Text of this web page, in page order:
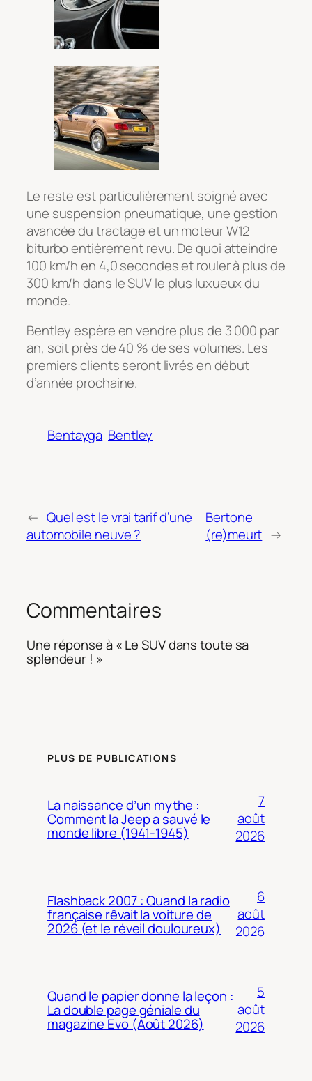
Le reste est particulièrement soigné avec
une suspension pneumatique, une gestion
avancée du tractage et un moteur W12
biturbo entièrement revu. De quoi atteindre
100 km/h en 4,0 secondes et rouler à plus de
300 km/h dans le SUV le plus luxueux du
monde.
Bentley espère en vendre plus de 3 000 par
an, soit près de 40 % de ses volumes. Les
premiers clients seront livrés en début
d’année prochaine.
Bentayga Bentley
← Quel est le vrai tarif d’une
automobile neuve ?
Bertone
(re)meurt →
Commentaires
Une réponse à « Le SUV dans toute sa
splendeur ! »
PLUS DE PUBLICATIONS
La naissance d’un mythe :
Comment la Jeep a sauvé le
monde libre (1941-1945)
7
août
2026
Flashback 2007 : Quand la radio
française rêvait la voiture de
2026 (et le réveil douloureux)
6
août
2026
Quand le papier donne la leçon :
La double page géniale du
magazine Evo (Août 2026)
5
août
2026